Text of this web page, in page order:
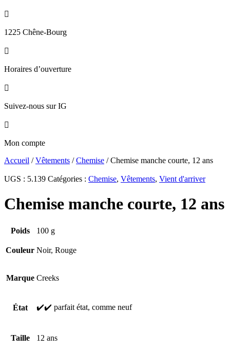

1225 Chêne-Bourg

Horaires d’ouverture

Suivez-nous sur IG

Mon compte
Accueil /Vêtements /Chemise / Chemise manche courte, 12 ans
UGS : 5.139 Catégories : Chemise, Vêtements, Vient d'arriver
Chemise manche courte, 12 ans
Poids 100 g
Couleur Noir, Rouge
Marque Creeks
État ✔️✔️ parfait état, comme neuf
Taille 12 ans